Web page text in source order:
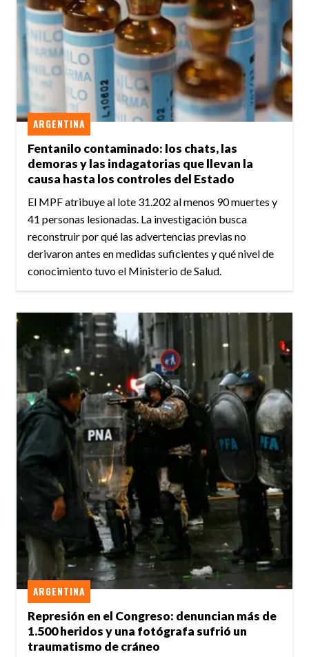
Fentanilo contaminado: los chats, las
demoras y las indagatorias que llevan la
causa hasta los controles del Estado
ARGENTINA
El MPF atribuye al lote 31.202 al menos 90 muertes y
41 personas lesionadas. La investigación busca
reconstruir por qué las advertencias previas no
derivaron antes en medidas suficientes y qué nivel de
conocimiento tuvo el Ministerio de Salud.
Represión en el Congreso: denuncian más de
1.500 heridos y una fotógrafa sufrió un
traumatismo de cráneo
ARGENTINA